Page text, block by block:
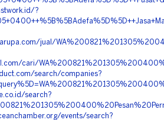
?
jual/
cari/
search/companies?
search?
events/search?